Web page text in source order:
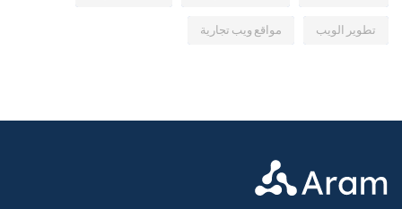
تطوير الويب مواقع ويب تجارية